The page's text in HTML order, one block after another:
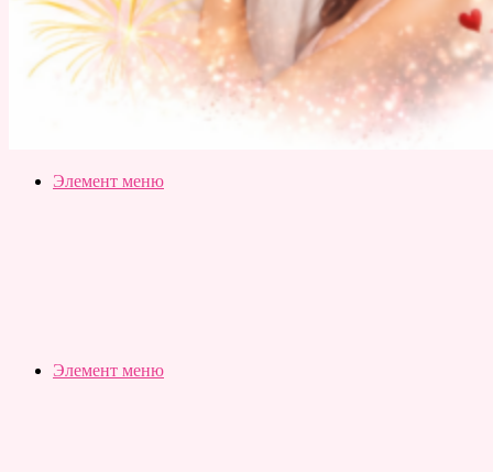
Slubovju.ru
Бесплатные
Элемент меню
Элемент меню